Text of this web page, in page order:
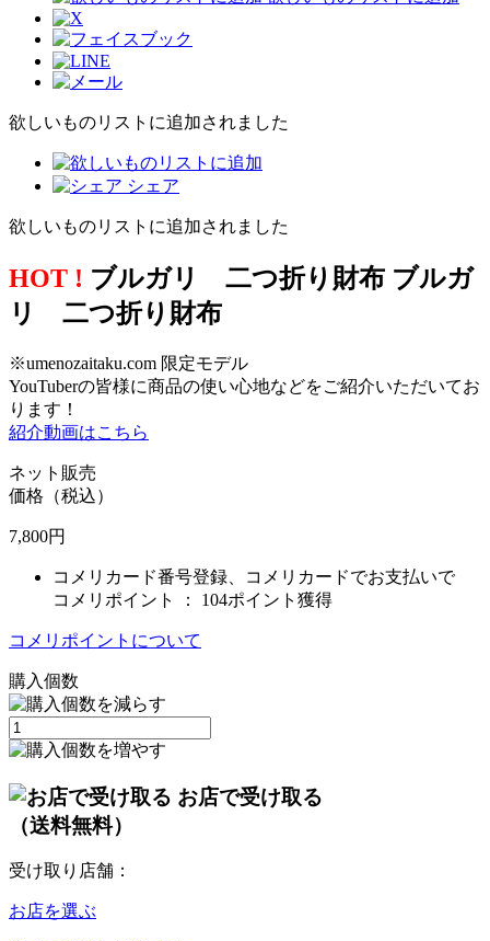
欲しいものリストに追加されました
シェア
欲しいものリストに追加されました
HOT ! ブルガリ 二つ折り財布 ブルガ
リ 二つ折り財布
※umenozaitaku.com 限定モデル
YouTuberの皆様に商品の使い心地などをご紹介いただいてお
ります！
紹介動画はこちら
ネット販売
価格（税込）
7,800円
コメリカード番号登録、コメリカードでお支払いで
コメリポイント ： 104ポイント獲得
コメリポイントについて
購入個数
お店で受け取る
（送料無料）
受け取り店舗：
お店を選ぶ